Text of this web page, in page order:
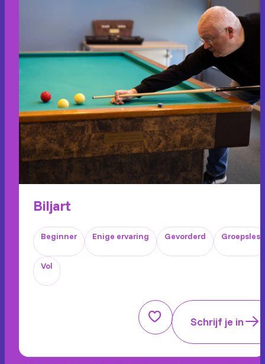
Biljart
Beginner Enige ervaring Gevorderd Groepsles
Vol
Schrijf je in